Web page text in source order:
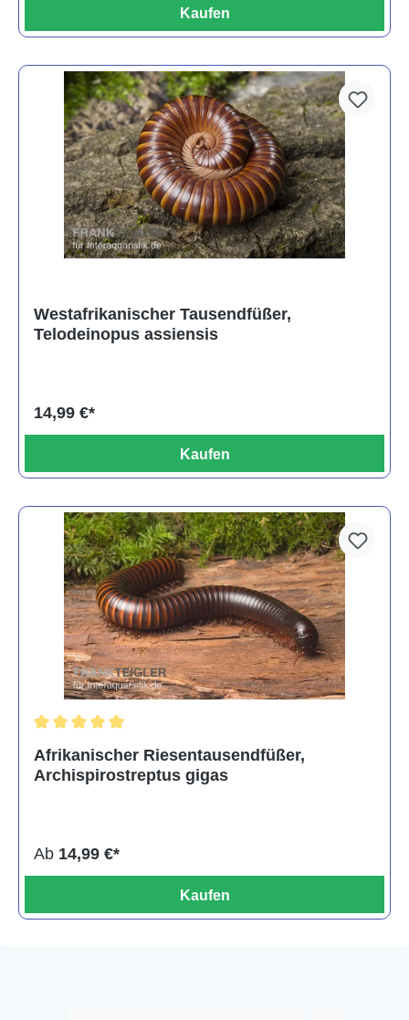
Kaufen
Westafrikanischer Tausendfüßer,
Telodeinopus assiensis
14,99 €*
Kaufen
Afrikanischer Riesentausendfüßer,
Archispirostreptus gigas
Ab 14,99 €*
Kaufen